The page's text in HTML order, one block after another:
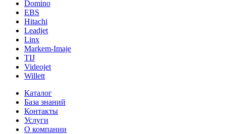
Domino
EBS
Hitachi
Leadjet
Linx
Markem-Imaje
TIJ
Videojet
Willett
Каталог
База знаний
Контакты
Услуги
О компании